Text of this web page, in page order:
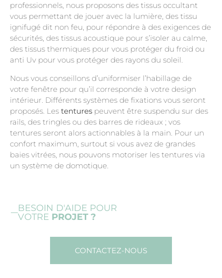
professionnels, nous proposons des tissus occultant
vous permettant de jouer avec la lumière, des tissu
ignifugé dit non feu, pour répondre à des exigences de
sécurités, des tissus acoustique pour s’isoler au calme,
des tissus thermiques pour vous protéger du froid ou
anti Uv pour vous protéger des rayons du soleil.
Nous vous conseillons d’uniformiser l’habillage de
votre fenêtre pour qu’il corresponde à votre design
intérieur. Différents systèmes de fixations vous seront
proposés. Les tentures peuvent être suspendu sur des
rails, des tringles ou des barres de rideaux ; vos
tentures seront alors actionnables à la main. Pour un
confort maximum, surtout si vous avez de grandes
baies vitrées, nous pouvons motoriser les tentures via
un système de domotique.
BESOIN D'AIDE POUR
VOTRE PROJET ?
CONTACTEZ-NOUS